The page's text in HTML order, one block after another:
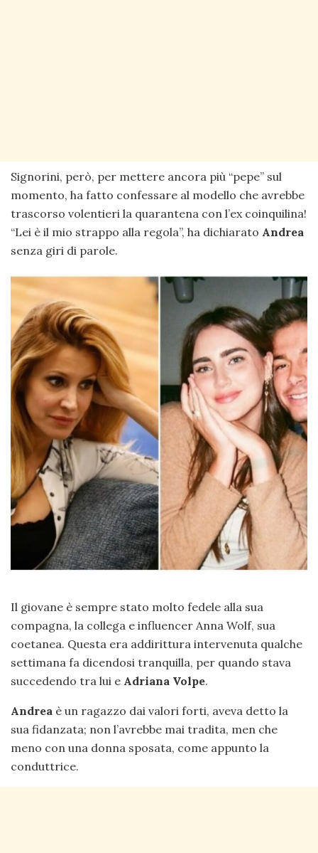
Signorini, però, per mettere ancora più “pepe” sul
momento, ha fatto confessare al modello che avrebbe
trascorso volentieri la quarantena con l’ex coinquilina!
“Lei è il mio strappo alla regola”, ha dichiarato Andrea
senza giri di parole.
Il giovane è sempre stato molto fedele alla sua
compagna, la collega e influencer Anna Wolf, sua
coetanea. Questa era addirittura intervenuta qualche
settimana fa dicendosi tranquilla, per quando stava
succedendo tra lui e Adriana Volpe.
Andrea è un ragazzo dai valori forti, aveva detto la
sua fidanzata; non l’avrebbe mai tradita, men che
meno con una donna sposata, come appunto la
conduttrice.